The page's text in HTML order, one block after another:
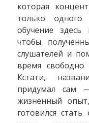
которая
только
обучение здесь
чтобы
слушателей и
время
Кстати,
придумал сам
жизненный
готовился